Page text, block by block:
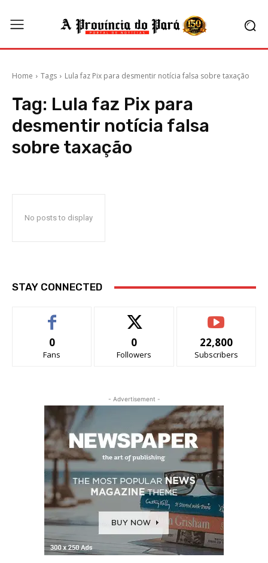
Home Tags Lula faz Pix para desmentir notícia falsa sobre taxação
Tag: Lula faz Pix para
desmentir notícia falsa
sobre taxação
No posts to display
STAY CONNECTED
0
Fans
0
Followers
22,800
Subscribers
- Advertisement -